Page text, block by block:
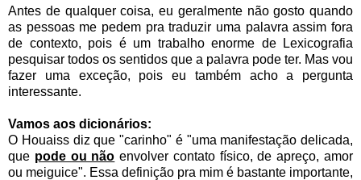
Antes de qualquer coisa, eu geralmente não gosto quando
as pessoas me pedem pra traduzir uma palavra assim fora
de contexto, pois é um trabalho enorme de Lexicografia
pesquisar todos os sentidos que a palavra pode ter. Mas vou
fazer uma exceção, pois eu também acho a pergunta
interessante.
Vamos aos dicionários:
O Houaiss diz que "carinho" é "uma manifestação delicada,
que pode ou não envolver contato físico, de apreço, amor
ou meiguice". Essa definição pra mim é bastante importante,